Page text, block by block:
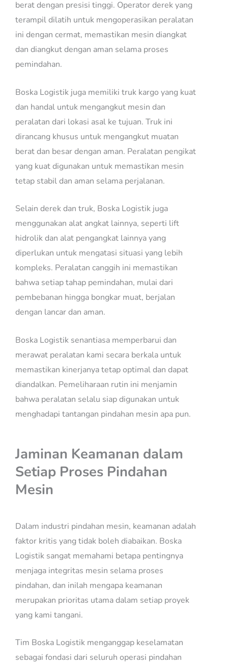
berat dengan presisi tinggi. Operator derek yang
terampil dilatih untuk mengoperasikan peralatan
ini dengan cermat, memastikan mesin diangkat
dan diangkut dengan aman selama proses
pemindahan.
Boska Logistik juga memiliki truk kargo yang kuat
dan handal untuk mengangkut mesin dan
peralatan dari lokasi asal ke tujuan. Truk ini
dirancang khusus untuk mengangkut muatan
berat dan besar dengan aman. Peralatan pengikat
yang kuat digunakan untuk memastikan mesin
tetap stabil dan aman selama perjalanan.
Selain derek dan truk, Boska Logistik juga
menggunakan alat angkat lainnya, seperti lift
hidrolik dan alat pengangkat lainnya yang
diperlukan untuk mengatasi situasi yang lebih
kompleks. Peralatan canggih ini memastikan
bahwa setiap tahap pemindahan, mulai dari
pembebanan hingga bongkar muat, berjalan
dengan lancar dan aman.
Boska Logistik senantiasa memperbarui dan
merawat peralatan kami secara berkala untuk
memastikan kinerjanya tetap optimal dan dapat
diandalkan. Pemeliharaan rutin ini menjamin
bahwa peralatan selalu siap digunakan untuk
menghadapi tantangan pindahan mesin apa pun.
Jaminan Keamanan dalam
Setiap Proses Pindahan
Mesin
Dalam industri pindahan mesin, keamanan adalah
faktor kritis yang tidak boleh diabaikan. Boska
Logistik sangat memahami betapa pentingnya
menjaga integritas mesin selama proses
pindahan, dan inilah mengapa keamanan
merupakan prioritas utama dalam setiap proyek
yang kami tangani.
Tim Boska Logistik menganggap keselamatan
sebagai fondasi dari seluruh operasi pindahan